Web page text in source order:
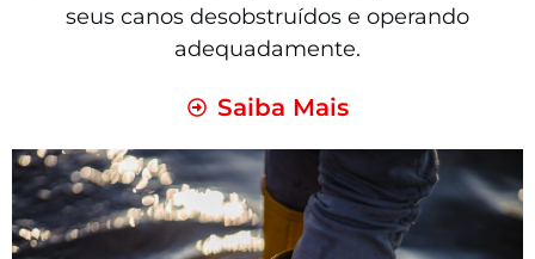
seus canos desobstruídos e operando
adequadamente.
Saiba Mais